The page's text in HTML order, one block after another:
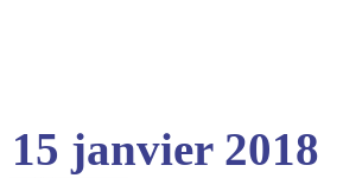
15 janvier 2018